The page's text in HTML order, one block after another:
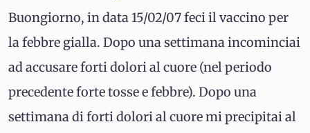
Buongiorno, in data 15/02/07 feci il vaccino per
la febbre gialla. Dopo una settimana incominciai
ad accusare forti dolori al cuore (nel periodo
precedente forte tosse e febbre). Dopo una
settimana di forti dolori al cuore mi precipitai al